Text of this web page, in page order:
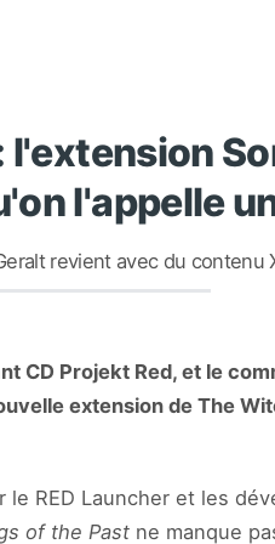
l'appelle
revient avec du contenu
CD Projekt Red, et le
extension de The
le RED Launcher et les
of the Past ne manque